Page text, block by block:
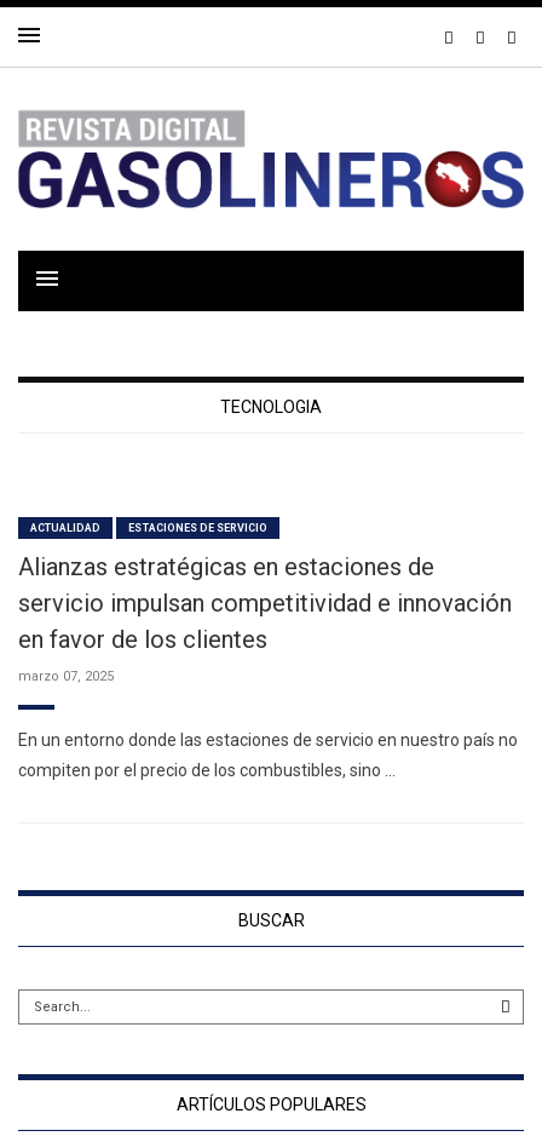
TECNOLOGIA
ACTUALIDAD ESTACIONES DE SERVICIO
Alianzas estratégicas en estaciones de
servicio impulsan competitividad e innovación
en favor de los clientes
marzo 07, 2025
En un entorno donde las estaciones de servicio en nuestro país no
compiten por el precio de los combustibles, sino …
BUSCAR
ARTÍCULOS POPULARES